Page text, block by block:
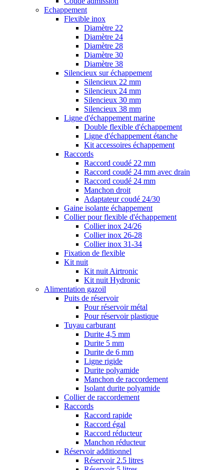
Echappement
Flexible inox
Diamètre 22
Diamètre 24
Diamètre 28
Diamètre 30
Diamètre 38
Silencieux sur échappement
Silencieux 22 mm
Silencieux 24 mm
Silencieux 30 mm
Silencieux 38 mm
Ligne d'échappement marine
Double flexible d'échappement
Ligne d'échappement étanche
Kit accessoires échappement
Raccords
Raccord coudé 22 mm
Raccord coudé 24 mm avec drain
Raccord coudé 24 mm
Manchon droit
Adaptateur coudé 24/30
Gaine isolante échappement
Collier pour flexible d'échappement
Collier inox 24/26
Collier inox 26-28
Collier inox 31-34
Fixation de flexible
Kit nuit
Kit nuit Airtronic
Kit nuit Hydronic
Alimentation gazoil
Puits de réservoir
Pour réservoir métal
Pour réservoir plastique
Tuyau carburant
Durite 4,5 mm
Durite 5 mm
Durite de 6 mm
Ligne rigide
Durite polyamide
Manchon de raccordement
Isolant durite polyamide
Collier de raccordement
Raccords
Raccord rapide
Raccord égal
Raccord réducteur
Manchon réducteur
Réservoir additionnel
Réservoir 2.5 litres